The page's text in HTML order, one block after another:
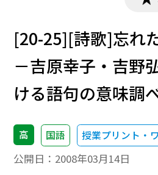
[20-25][詩歌]忘れ
－吉原幸子・吉野
ける語句の意味調
高 国語 授業プリント・
公開日： 2008年03月14日